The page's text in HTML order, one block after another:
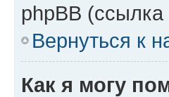
phpBB
Вернуться к
Как я могу